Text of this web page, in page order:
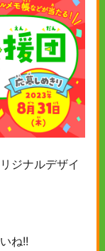
ジナルデザイ
ね!!